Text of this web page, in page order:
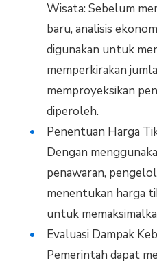
Wisata: Sebelum
baru, analisis
digunakan untuk
memperkirakan
memproyeksikan
diperoleh.
Penentuan Harga
Dengan
penawaran,
menentukan harga
untuk
Evaluasi Dampak
Pemerintah dapat